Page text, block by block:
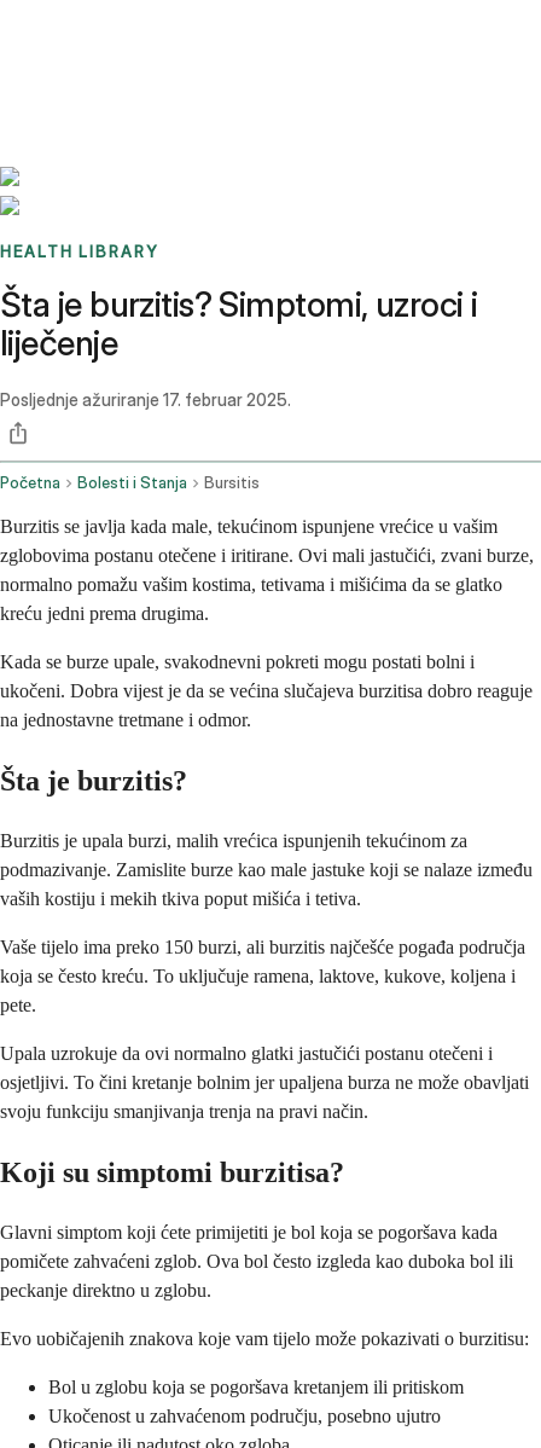
HEALTH LIBRARY
Šta je burzitis? Simptomi, uzroci i
liječenje
Posljednje ažuriranje 17. februar 2025.
Početna Bolesti i Stanja Bursitis
Burzitis se javlja kada male, tekućinom ispunjene vrećice u vašim
zglobovima postanu otečene i iritirane. Ovi mali jastučići, zvani burze,
normalno pomažu vašim kostima, tetivama i mišićima da se glatko
kreću jedni prema drugima.
Kada se burze upale, svakodnevni pokreti mogu postati bolni i
ukočeni. Dobra vijest je da se većina slučajeva burzitisa dobro reaguje
na jednostavne tretmane i odmor.
Šta je burzitis?
Burzitis je upala burzi, malih vrećica ispunjenih tekućinom za
podmazivanje. Zamislite burze kao male jastuke koji se nalaze između
vaših kostiju i mekih tkiva poput mišića i tetiva.
Vaše tijelo ima preko 150 burzi, ali burzitis najčešće pogađa područja
koja se često kreću. To uključuje ramena, laktove, kukove, koljena i
pete.
Upala uzrokuje da ovi normalno glatki jastučići postanu otečeni i
osjetljivi. To čini kretanje bolnim jer upaljena burza ne može obavljati
svoju funkciju smanjivanja trenja na pravi način.
Koji su simptomi burzitisa?
Glavni simptom koji ćete primijetiti je bol koja se pogoršava kada
pomičete zahvaćeni zglob. Ova bol često izgleda kao duboka bol ili
peckanje direktno u zglobu.
Evo uobičajenih znakova koje vam tijelo može pokazivati o burzitisu:
Bol u zglobu koja se pogoršava kretanjem ili pritiskom
Ukočenost u zahvaćenom području, posebno ujutro